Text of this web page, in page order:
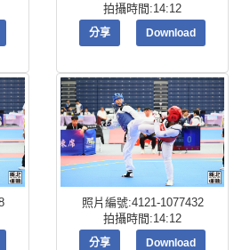
拍攝時間:14:12
分享 Download
照片編號:4121-1077432
拍攝時間:14:12
分享 Download